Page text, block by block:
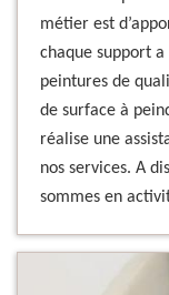
métier est
chaque support a
peintures de
de surface à
réalise une
nos services. A
sommes en